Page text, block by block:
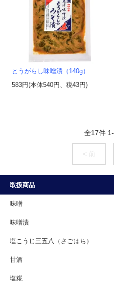
とうがらし味噌漬（140g）
583円(本体540円、税43円)
全17件 1-
< 前
取扱商品
味噌
味噌漬
塩こうじ三五八（さごはち）
甘酒
塩糀